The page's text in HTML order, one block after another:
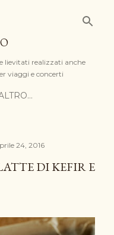
lievitati realizzati anche
viaggi e concerti
24, 2016
DI KEFIR E